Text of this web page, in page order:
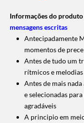
Informações do produto
mensagens escritas
Antecipadamente
momentos de
Antes de tudo um
rítmicos e
Antes de mais
e selecionadas
agradáveis
A principio em